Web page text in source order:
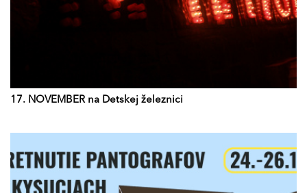
17. NOVEMBER na Detskej železnici